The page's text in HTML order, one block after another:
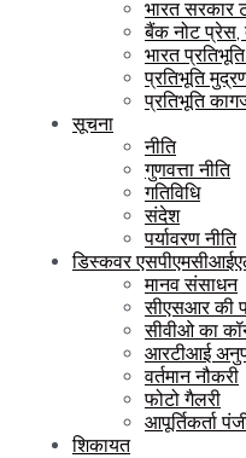
भारत सरकार
बैंक नोट प्रेस,
भारत
प्रतिभूति
प्रतिभूति
सूचना
नीति
गुणवत्ता नीति
गतिविधि
संदेश
पर्यावरण नीति
डिस्कवर
मानव संसाधन
सीएसआर की
सीवीओ का
आरटीआई
वर्तमान नौकरी
फोटो गैलरी
आपूर्तिकर्ता
शिकायत